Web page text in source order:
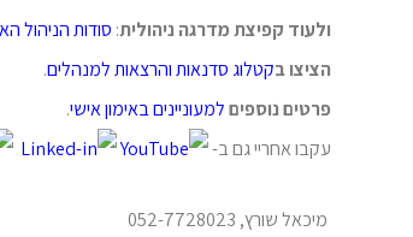
ולעוד קפיצת מדרגה ניהולית: סודות הניהול
הציצו בקטלוג סדנאות והרצאות למנהלים.
פרטים נוספיםלמעונייניםבאימון אישי.
עקבו אחריי גם ב-
מיכאל שורץ, 052-7728023